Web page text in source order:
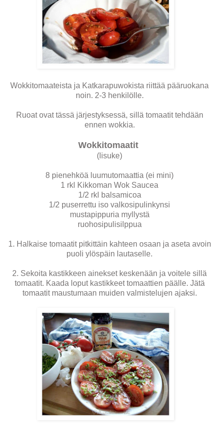
Wokkitomaateista ja Katkarapuwokista riittää pääruokana
noin. 2-3 henkilölle.
Ruoat ovat tässä järjestyksessä, sillä tomaatit tehdään
ennen wokkia.
Wokkitomaatit
(lisuke)
8 pienehköä luumutomaattia (ei mini)
1 rkl Kikkoman Wok Saucea
1/2 rkl balsamicoa
1/2 puserrettu iso valkosipulinkynsi
mustapippuria myllystä
ruohosipulisilppua
1. Halkaise tomaatit pitkittäin kahteen osaan ja aseta avoin
puoli ylöspäin lautaselle.
2. Sekoita kastikkeen ainekset keskenään ja voitele sillä
tomaatit. Kaada loput kastikkeet tomaattien päälle. Jätä
tomaatit maustumaan muiden valmistelujen ajaksi.